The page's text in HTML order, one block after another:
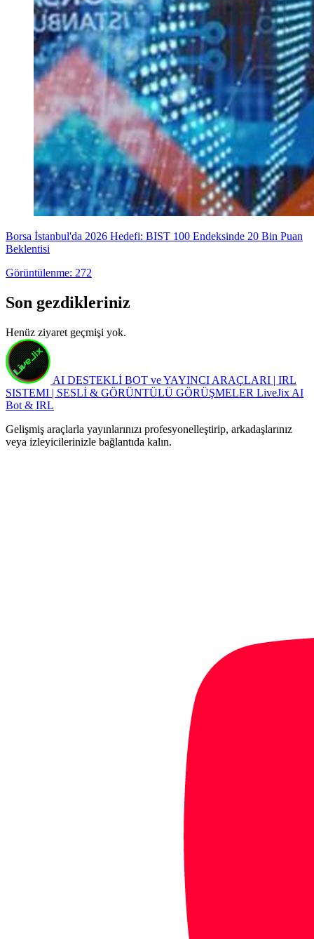
Borsa İstanbul'da 2026 Hedefi: BIST 100 Endeksinde 20 Bin Puan
Beklentisi
Görüntülenme: 272
Son gezdikleriniz
Henüz ziyaret geçmişi yok.
AI DESTEKLİ BOT ve YAYINCI ARAÇLARI | IRL
SISTEMI | SESLİ & GÖRÜNTÜLÜ GÖRÜŞMELER LiveJix AI
Bot & IRL
Gelişmiş araçlarla yayınlarınızı profesyonelleştirip, arkadaşlarınız
veya izleyicilerinizle bağlantıda kalın.